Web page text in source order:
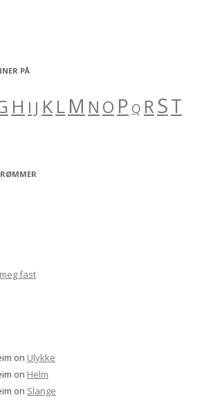
PÅ
H I J KLM N O P Q RST
fast
on Ulykke
on Helm
on Slange